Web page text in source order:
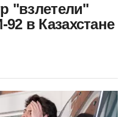
"взлетели"
в Казахстане